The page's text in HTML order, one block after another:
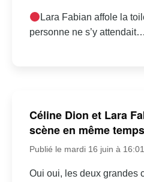
Lara Fabian affole la
personne ne s’y attendait…
Céline Dion et Lara
scène en même
Publié le mardi 16 juin à 16:01
Oui oui, les deux grandes